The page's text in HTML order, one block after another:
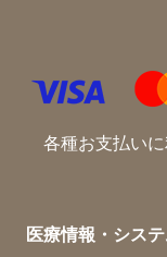
各種お支払い
医療情報・シス